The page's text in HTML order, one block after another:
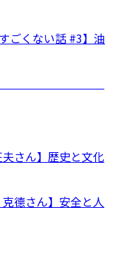
ごくない話 #3】油
さん】歴史と文化